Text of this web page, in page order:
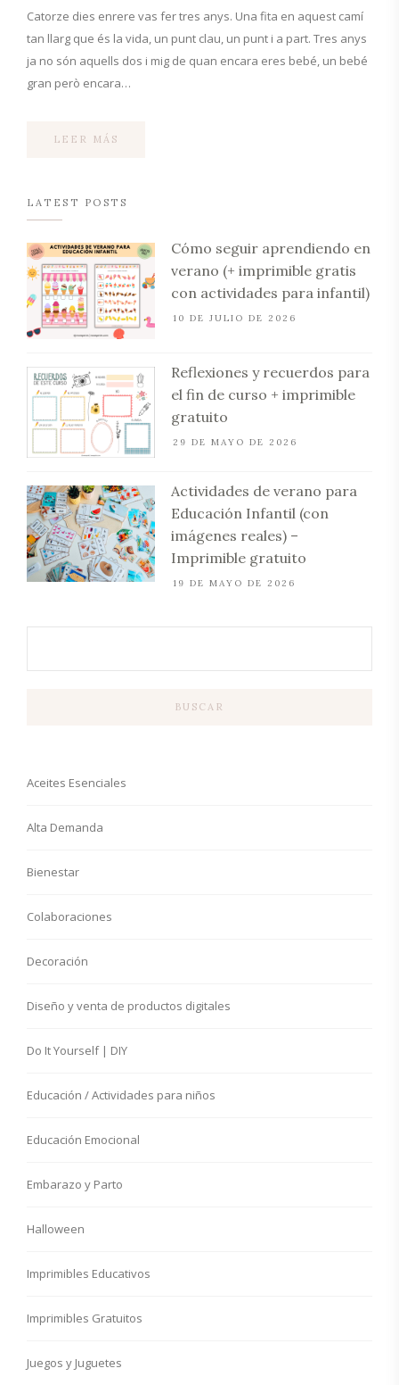
Catorze dies enrere vas fer tres anys. Una fita en aquest camí
tan llarg que és la vida, un punt clau, un punt i a part. Tres anys
ja no són aquells dos i mig de quan encara eres bebé, un bebé
gran però encara…
LEER MÁS
LATEST POSTS
Cómo seguir aprendiendo en
verano (+ imprimible gratis
con actividades para infantil)
10 DE JULIO DE 2026
Reflexiones y recuerdos para
el fin de curso + imprimible
gratuito
29 DE MAYO DE 2026
Actividades de verano para
Educación Infantil (con
imágenes reales) –
Imprimible gratuito
19 DE MAYO DE 2026
BUSCAR
Aceites Esenciales
Alta Demanda
Bienestar
Colaboraciones
Decoración
Diseño y venta de productos digitales
Do It Yourself | DIY
Educación / Actividades para niños
Educación Emocional
Embarazo y Parto
Halloween
Imprimibles Educativos
Imprimibles Gratuitos
Juegos y Juguetes